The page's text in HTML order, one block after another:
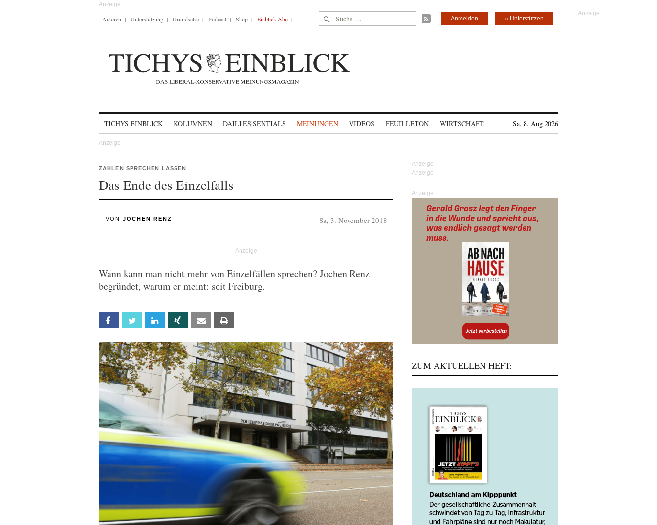
Autoren Unterstützung Grundsätze Podcast Shop Einblick-Abo Suche nach: » Unterstützen
Anmelden
TICHYS EINBLICK KOLUMNEN DAILI|ES|SENTIALS MEINUNGEN VIDEOS FEUILLETON WIRTSCHAFT Sa, 8. Aug 2026
ZAHLEN SPRECHEN LASSEN
Das Ende des Einzelfalls
VON JOCHEN RENZ Sa, 3. November 2018
Wann kann man nicht mehr von Einzelfällen sprechen? Jochen Renz
begründet, warum er meint: seit Freiburg.
Facebook Twitter Linkedin Xing Email
Anzeige
ZUM AKTUELLEN HEFT: